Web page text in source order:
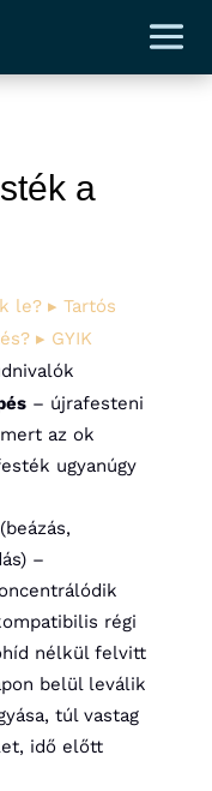
a
le? ▸ Tartós
▸ GYIK
– újrafesteni
az ok
ugyanúgy
–
régi
nélkül felvitt
belül leválik
túl vastag
idő előtt